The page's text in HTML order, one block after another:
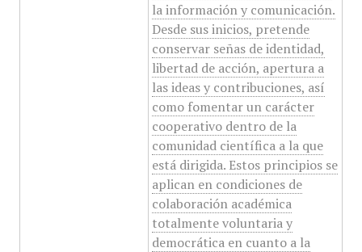
la información y comunicación.
Desde sus inicios, pretende
conservar señas de identidad,
libertad de acción, apertura a
las ideas y contribuciones, así
como fomentar un carácter
cooperativo dentro de la
comunidad científica a la que
está dirigida. Estos principios se
aplican en condiciones de
colaboración académica
totalmente voluntaria y
democrática en cuanto a la